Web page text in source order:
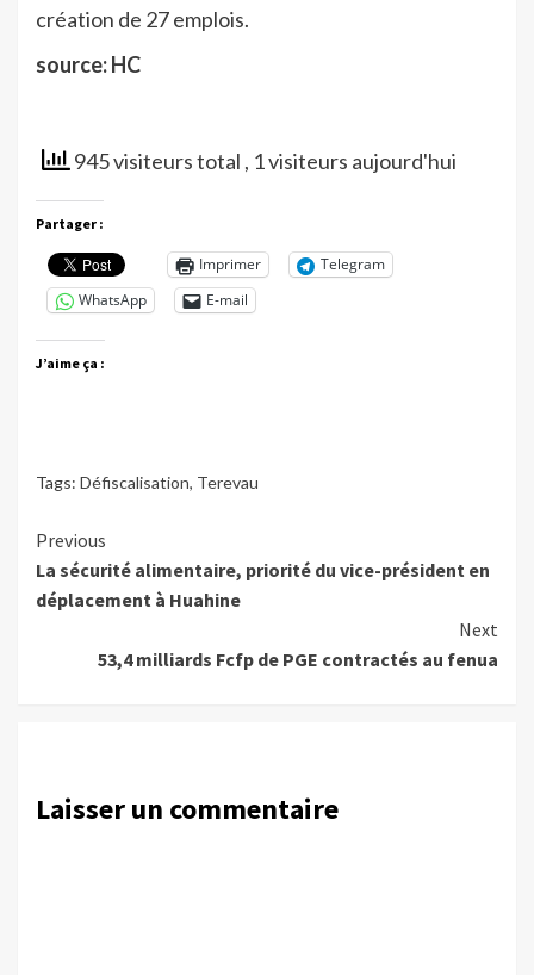
création de 27 emplois.
source: HC
945 visiteurs total , 1 visiteurs aujourd'hui
Partager :
Imprimer
Telegram
WhatsApp
E-mail
J’aime ça :
Tags: Défiscalisation, Terevau
Continue
Reading
Previous
La sécurité alimentaire, priorité du vice-président en
déplacement à Huahine
Next
53,4 milliards Fcfp de PGE contractés au fenua
Laisser un commentaire